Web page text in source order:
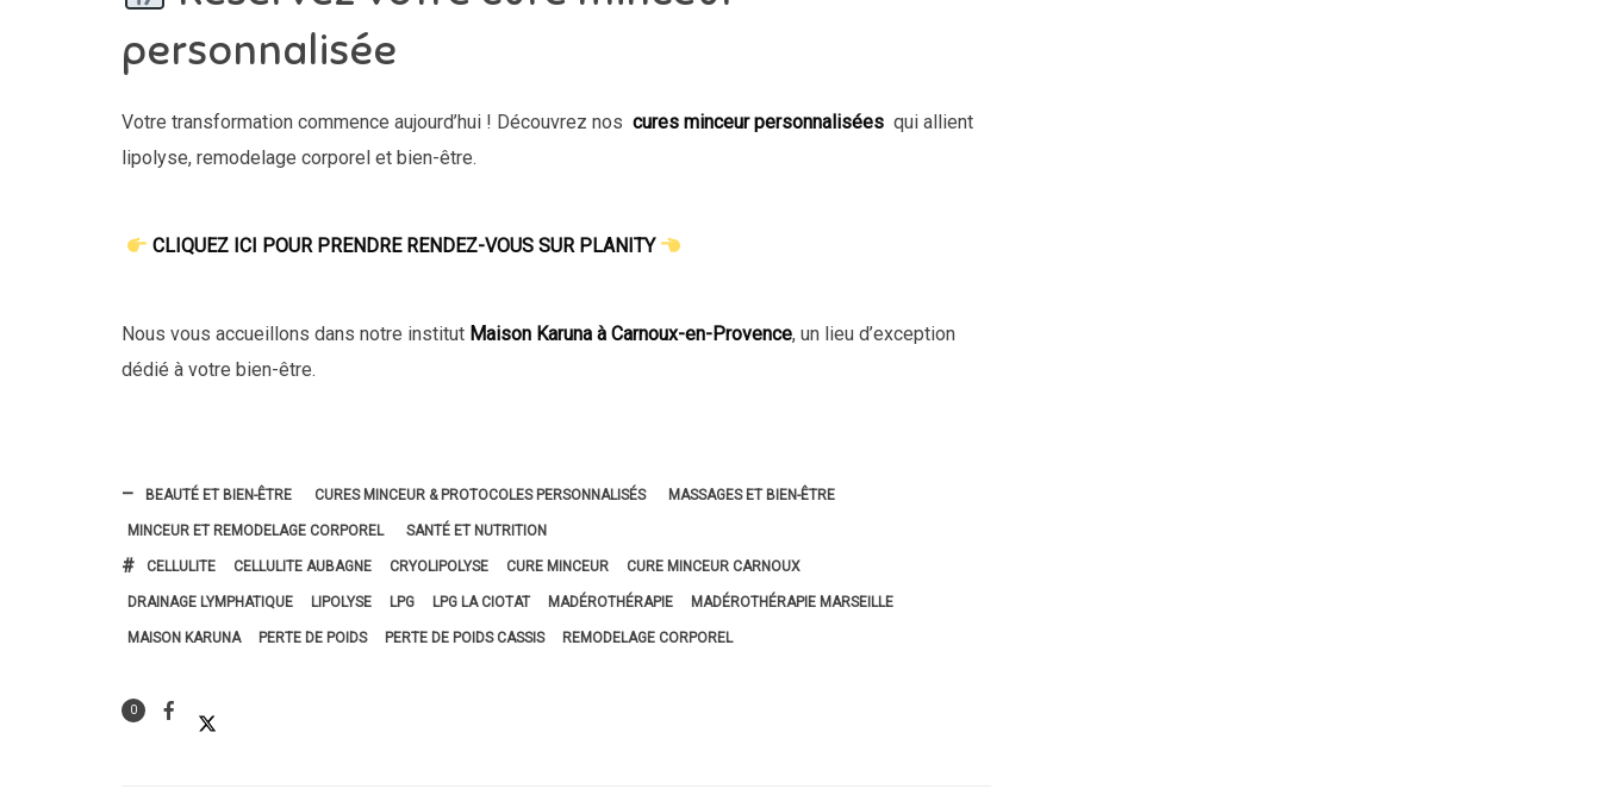
personnalisée
Votre transformation commence aujourd’hui ! Découvrez nos cures minceur personnalisées qui allient
lipolyse, remodelage corporel et bien-être.
CLIQUEZ ICI POUR PRENDRE RENDEZ-VOUS SUR PLANITY
Nous vous accueillons dans notre institut Maison Karuna à Carnoux-en-Provence, un lieu d’exception
dédié à votre bien-être.
BEAUTÉ ET BIEN-ÊTRE CURES MINCEUR & PROTOCOLES PERSONNALISÉS MASSAGES ET BIEN-ÊTRE
MINCEUR ET REMODELAGE CORPOREL SANTÉ ET NUTRITION
CELLULITE CELLULITE AUBAGNE CRYOLIPOLYSE CURE MINCEUR CURE MINCEUR CARNOUX
DRAINAGE LYMPHATIQUE LIPOLYSE LPG LPG LA CIOTAT MADÉROTHÉRAPIE MADÉROTHÉRAPIE MARSEILLE
MAISON KARUNA PERTE DE POIDS PERTE DE POIDS CASSIS REMODELAGE CORPOREL
0